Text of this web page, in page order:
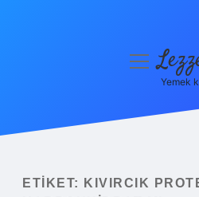
Yasal Uyarı
menüyü
Yemek
ETIKET:
KIVIRCIK